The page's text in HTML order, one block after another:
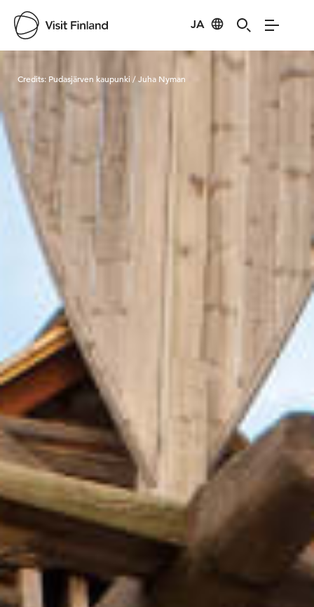
JA
Visit Finland
Credits: Pudasjärven kaupunki / Juha Nyman